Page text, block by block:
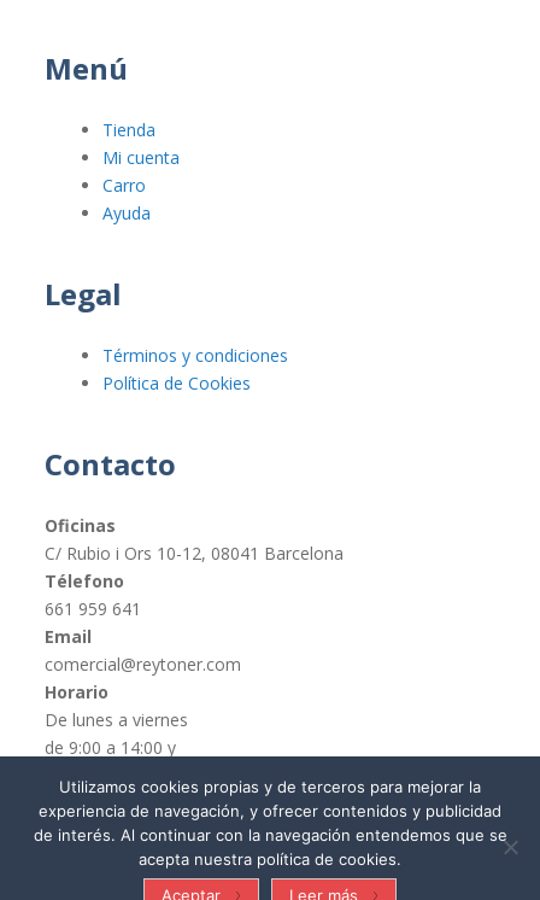
Menú
Tienda
Mi cuenta
Carro
Ayuda
Legal
Términos y condiciones
Política de Cookies
Contacto
Oficinas
C/ Rubio i Ors 10-12, 08041 Barcelona
Télefono
661 959 641
Email
comercial@reytoner.com
Horario
De lunes a viernes
de 9:00 a 14:00 y
© REYTONER 2015 –Términos y condiciones
Utilizamos cookies propias y de terceros para mejorar la
experiencia de navegación, y ofrecer contenidos y publicidad
de interés. Al continuar con la navegación entendemos que se
acepta nuestra política de cookies.
Aceptar
Leer más